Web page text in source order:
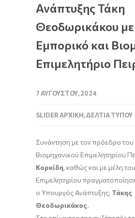
Ανάπτυξης Τάκη
Θεοδωρικάκου με
Εμπορικό και
Επιμελητήριο
7 ΑΥΓΟΎΣΤΟΥ, 2024
SLIDER ΑΡΧΙΚΉ,ΔΕΛΤΊΑ ΤΎΠΟΥ
Συνάντηση με τον πρόεδρο του
Βιομηχανικού Επιμελητηρίου
Κορκίδη, καθώς και με μέλη του
Επιμελητηρίου
ο Υπουργός Ανάπτυξης, Τάκης
Θεοδωρικάκος.